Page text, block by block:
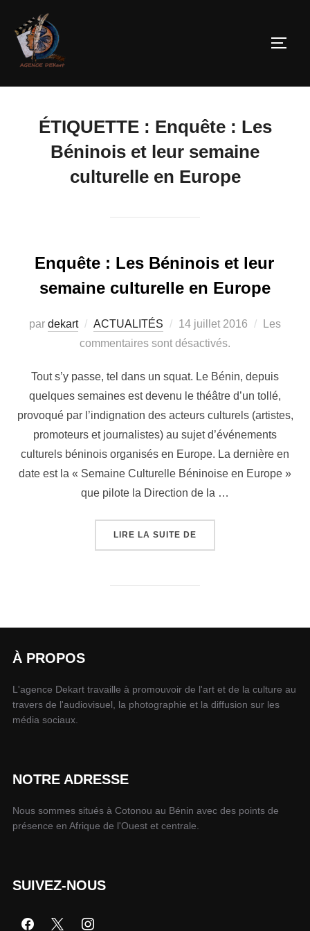
ÉTIQUETTE : Enquête : Les
Béninois et leur semaine
culturelle en Europe
Enquête : Les Béninois et leur
semaine culturelle en Europe
par dekart ACTUALITÉS 14 juillet 2016
Les
commentaires sont désactivés.
Tout s’y passe, tel dans un squat. Le Bénin, depuis
quelques semaines est devenu le théâtre d’un tollé,
provoqué par l’indignation des acteurs culturels (artistes,
promoteurs et journalistes) au sujet d’événements
culturels béninois organisés en Europe. La dernière en
date est la « Semaine Culturelle Béninoise en Europe »
que pilote la Direction de la …
LIRE LA SUITE DE
À PROPOS
L'agence Dekart travaille à promouvoir de l'art et de la culture au
travers de l'audiovisuel, la photographie et la diffusion sur les
média sociaux.
NOTRE ADRESSE
Nous sommes situés à Cotonou au Bénin avec des points de
présence en Afrique de l'Ouest et centrale.
SUIVEZ-NOUS